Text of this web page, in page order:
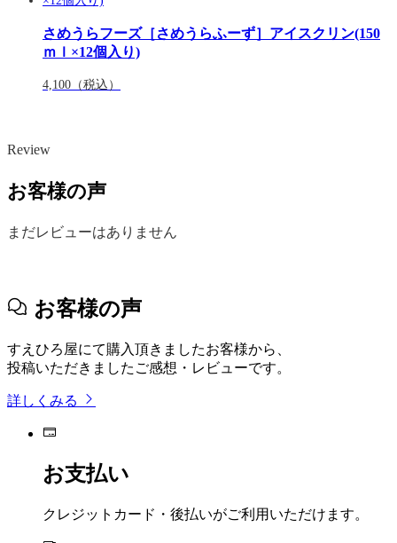
さめうらフーズ［さめうらふーず］アイスクリン(150
ｍｌ×12個入り)
4,100 （税込）
Review
お客様の声
まだレビューはありません
お客様の声
すえひろ屋にて購入頂きましたお客様から、
投稿いただきましたご感想・レビューです。
詳しくみる
お支払い
クレジットカード・後払いがご利用いただけます。